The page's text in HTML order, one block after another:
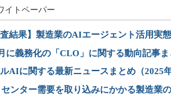
イトペーパー
査結果】製造業のAIエージェント活用実
に義務化の「CLO」に関する動向記事ま
AIに関する最新ニュースまとめ（2025
ンター需要を取り込みにかかる製造業